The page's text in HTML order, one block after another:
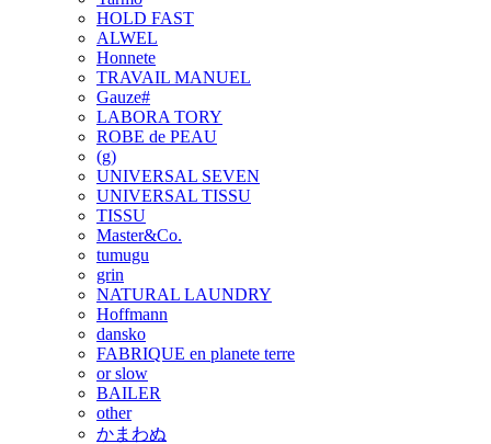
HOLD FAST
ALWEL
Honnete
TRAVAIL MANUEL
Gauze#
LABORA TORY
ROBE de PEAU
(g)
UNIVERSAL SEVEN
UNIVERSAL TISSU
TISSU
Master&Co.
tumugu
grin
NATURAL LAUNDRY
Hoffmann
dansko
FABRIQUE en planete terre
or slow
BAILER
other
かまわぬ